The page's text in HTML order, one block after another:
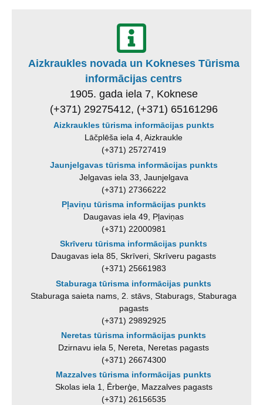
Aizkraukles novada un Kokneses Tūrisma
informācijas centrs
1905. gada iela 7, Koknese
(+371) 29275412, (+371) 65161296
Aizkraukles tūrisma informācijas punkts
Lāčplēša iela 4, Aizkraukle
(+371) 25727419
Jaunjelgavas tūrisma informācijas punkts
Jelgavas iela 33, Jaunjelgava
(+371) 27366222
Pļaviņu tūrisma informācijas punkts
Daugavas iela 49, Pļaviņas
(+371) 22000981
Skrīveru tūrisma informācijas punkts
Daugavas iela 85, Skrīveri, Skrīveru pagasts
(+371) 25661983
Staburaga tūrisma informācijas punkts
Staburaga saieta nams, 2. stāvs, Staburags, Staburaga
pagasts
(+371) 29892925
Neretas tūrisma informācijas punkts
Dzirnavu iela 5, Nereta, Neretas pagasts
(+371) 26674300
Mazzalves tūrisma informācijas punkts
Skolas iela 1, Ērberģe, Mazzalves pagasts
(+371) 26156535